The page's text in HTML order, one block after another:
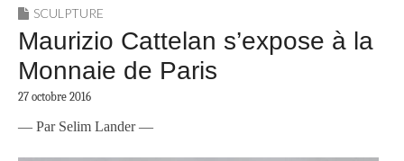
SCULPTURE
Maurizio Cattelan s’expose à la
Monnaie de Paris
27 octobre 2016
— Par Selim Lander —